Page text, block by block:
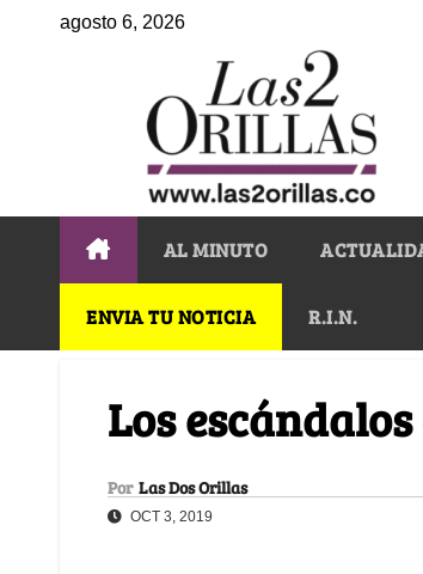
agosto 6, 2026
AL MINUTO
ENVIA TU NOTICIA R.I.N.
Los
Por Las Dos Orillas
OCT 3, 2019